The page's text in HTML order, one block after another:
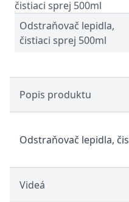
Odstraňovač lepidla,
čistiaci sprej 500ml
Popis produktu
Odstraňovač lepidla,
Videá